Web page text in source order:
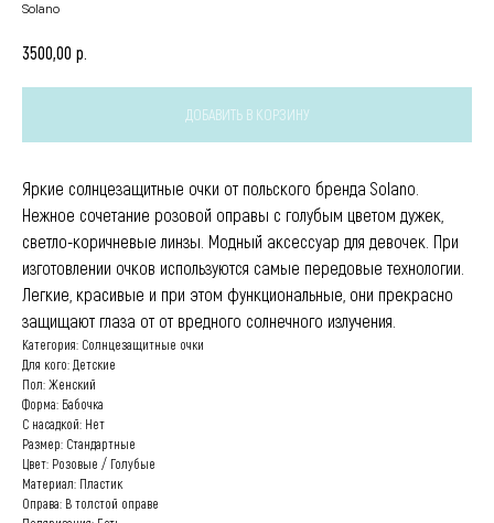
Solano
3500,00 р.
ДОБАВИТЬ В КОРЗИНУ
Яркие солнцезащитные очки от польского бренда Solano.
Нежное сочетание розовой оправы с голубым цветом дужек,
светло-коричневые линзы. Модный аксессуар для девочек. При
изготовлении очков используются самые передовые технологии.
Легкие, красивые и при этом функциональные, они прекрасно
защищают глаза от от вредного солнечного излучения.
Категория: Солнцезащитные очки
Для кого: Детские
Пол: Женский
Форма: Бабочка
С насадкой: Нет
Размер: Стандартные
Цвет: Розовые / Голубые
Материал: Пластик
Оправа: В толстой оправе